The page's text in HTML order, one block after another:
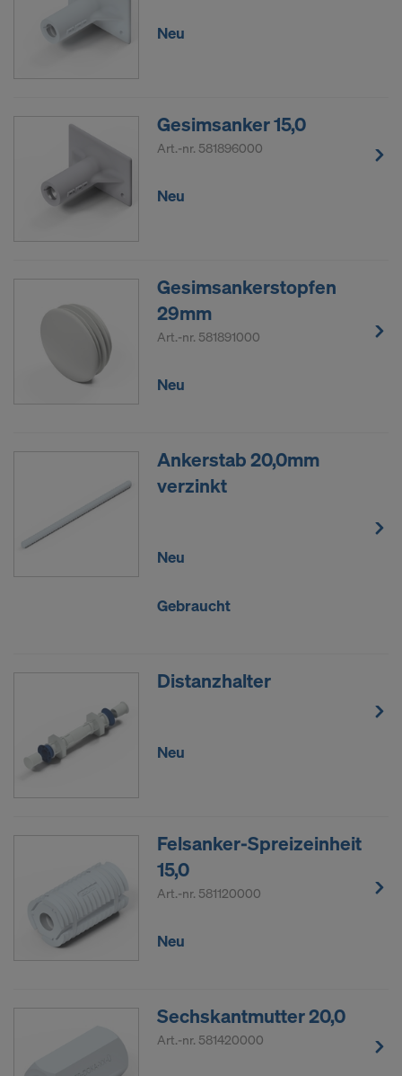
Neu
Gesimsanker 15,0
Art.-nr. 581896000
Neu
Gesimsankerstopfen
29mm
Art.-nr. 581891000
Neu
Ankerstab 20,0mm
verzinkt
Neu
Gebraucht
Distanzhalter
Neu
Felsanker-Spreizeinheit
15,0
Art.-nr. 581120000
Neu
Sechskantmutter 20,0
Art.-nr. 581420000